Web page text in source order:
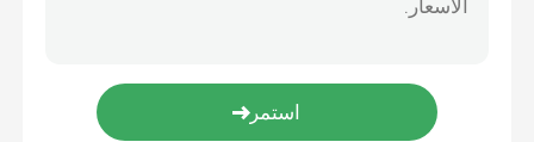
اتصل بنا
اطلب اقتباس